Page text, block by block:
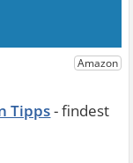
Tipps